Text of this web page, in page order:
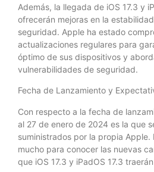
Además, la llegada de iOS 17.3 y
ofrecerán mejoras en la
seguridad. Apple ha estado
actualizaciones regulares para
óptimo de sus dispositivos y
vulnerabilidades de seguridad.
Fecha de Lanzamiento y
Con respecto a la fecha de
al 27 de enero de 2024 es la que
suministrados por la propia Apple.
mucho para conocer las nuevas
que iOS 17.3 y iPadOS 17.3